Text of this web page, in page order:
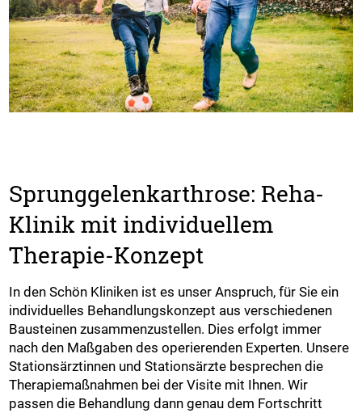
Sprunggelenkarthrose: Reha-
Klinik mit individuellem
Therapie-Konzept
In den Schön Kliniken ist es unser Anspruch, für Sie ein
individuelles Behandlungskonzept aus verschiedenen
Bausteinen zusammenzustellen. Dies erfolgt immer
nach den Maßgaben des operierenden Experten. Unsere
Stationsärztinnen und Stationsärzte besprechen die
Therapiemaßnahmen bei der Visite mit Ihnen. Wir
passen die Behandlung dann genau dem Fortschritt